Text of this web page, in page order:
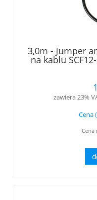
3,0m - Jumper
na kablu
7/16 męski
zawiera 23%
Cena
Cena